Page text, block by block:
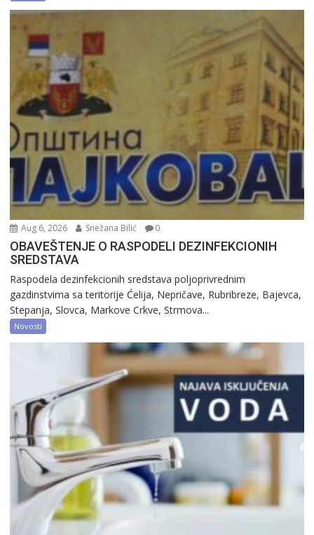
Aug 6, 2026 Snežana Bilić 0
OBAVEŠTENJE O RASPODELI DEZINFEKCIONIH
SREDSTAVA
Raspodela dezinfekcionih sredstava poljoprivrednim
gazdinstvima sa teritorije Ćelija, Nepričave, Rubribreze, Bajevca,
Stepanja, Slovca, Markove Crkve, Strmova...
Novosti